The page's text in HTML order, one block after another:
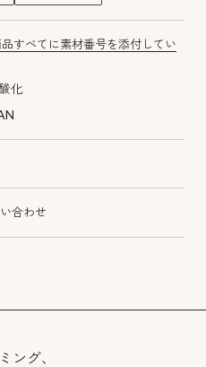
number8
品すべてに素材番号を添付してい
化
合わせ
ング、